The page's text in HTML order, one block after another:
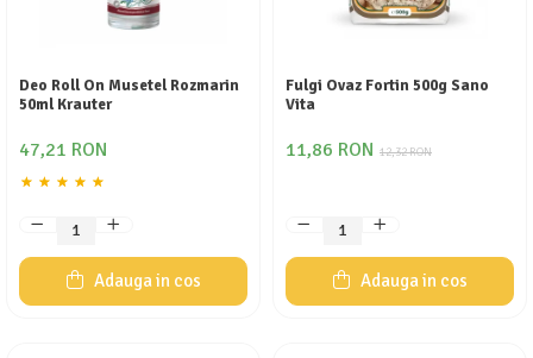
Deo Roll On Musetel Rozmarin
50ml Krauter
47,21 RON
Adauga in cos
Fulgi Ovaz Fortin 500g Sano
Vita
12,32 RON
11,86 RON
Adauga in cos